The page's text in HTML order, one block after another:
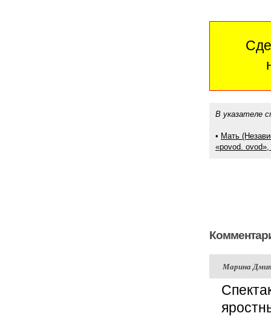
В указателе
• Мать
«povod. ovod»,
Марина